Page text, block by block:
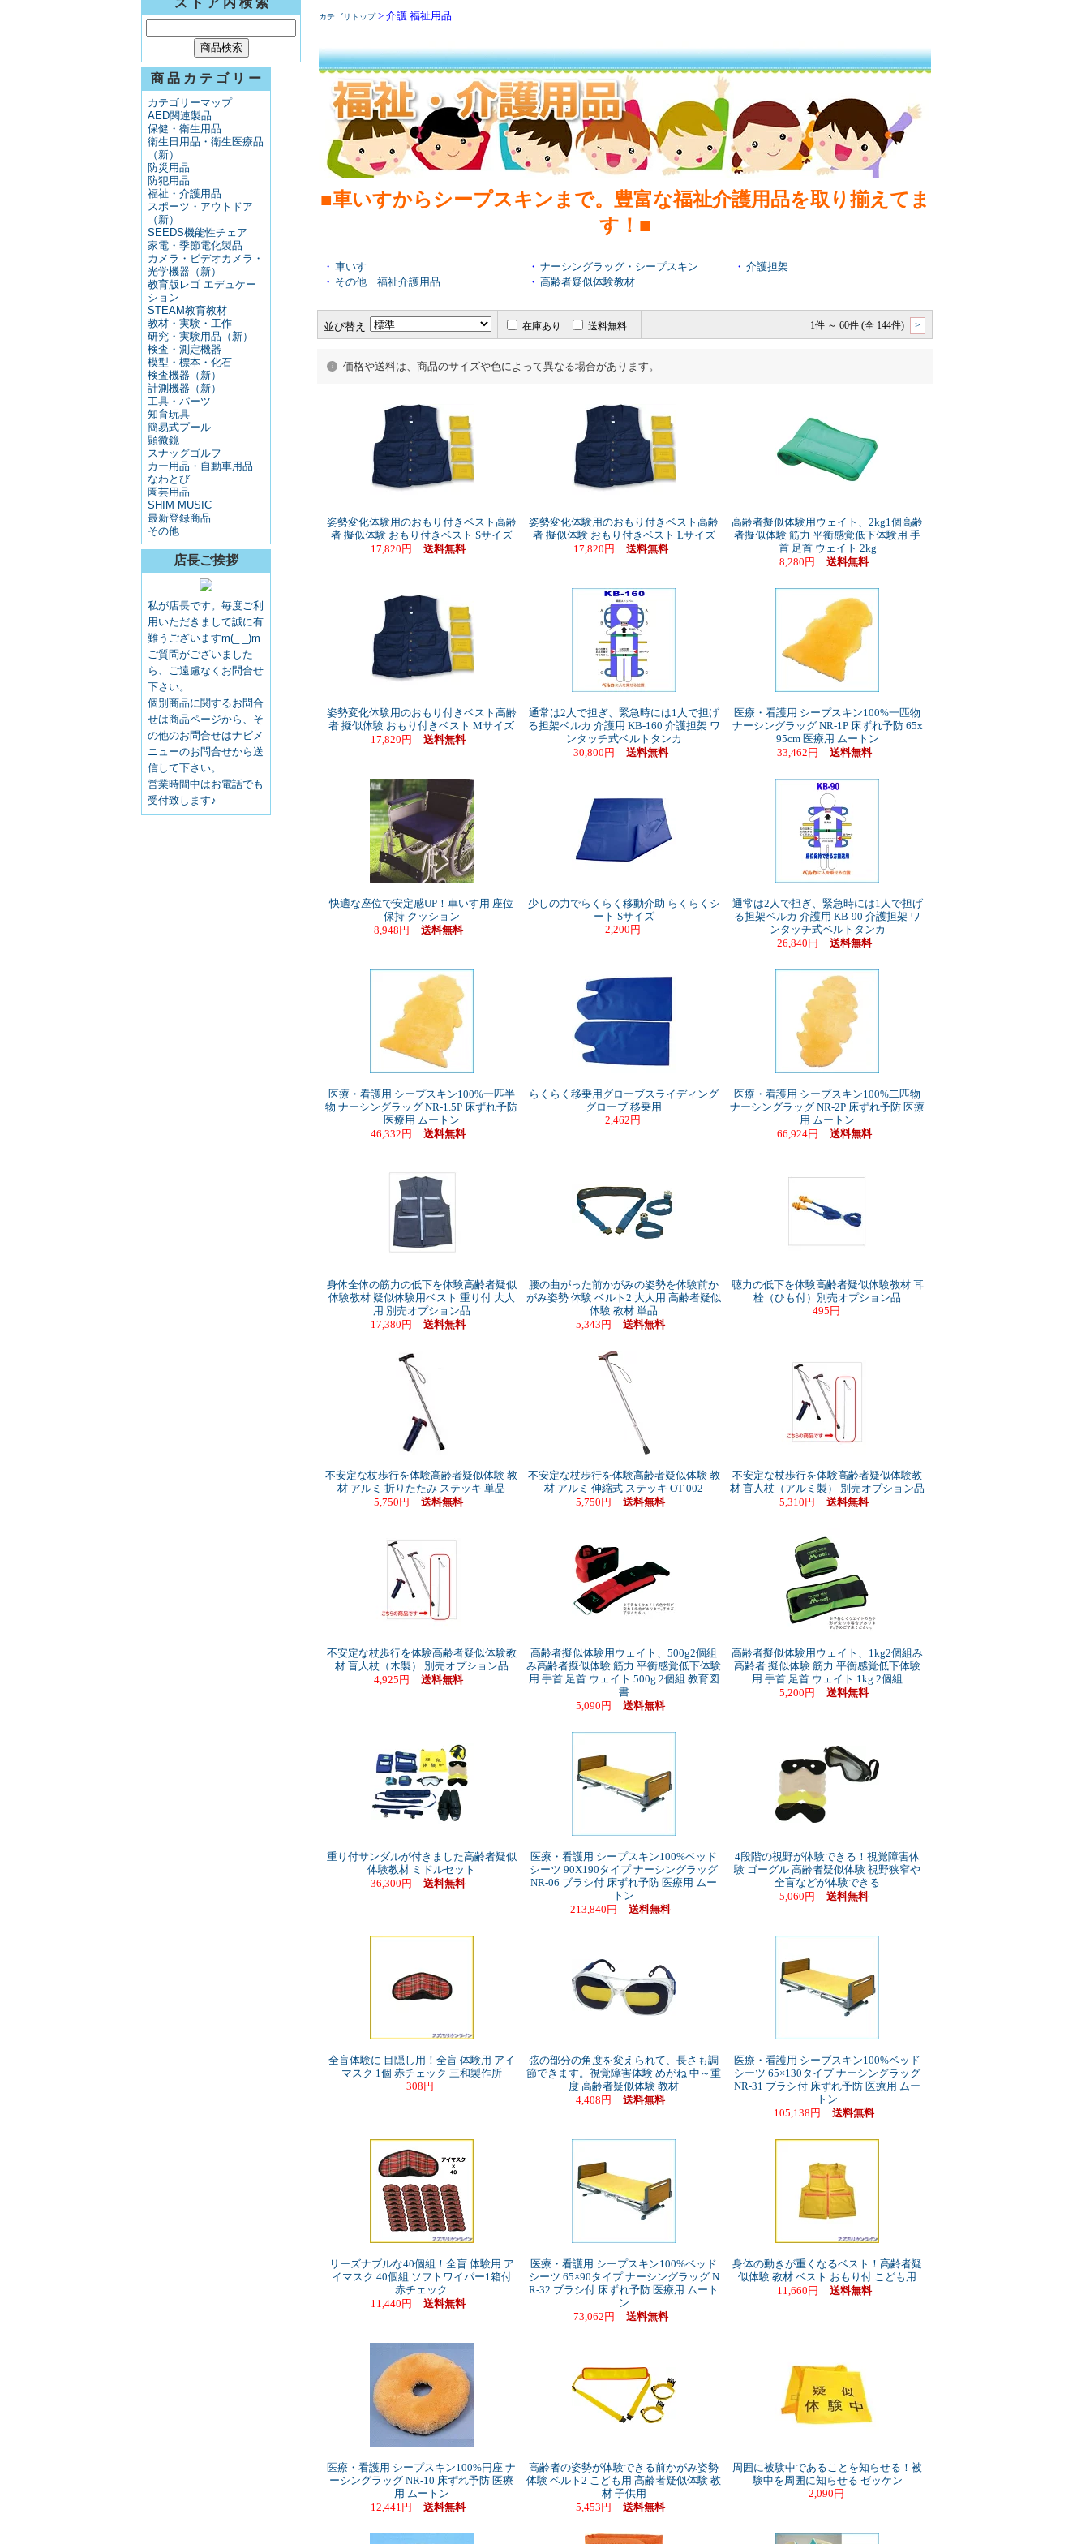
ス ト ア 内 検 索
商 品 カ テ ゴ リ ー
カテゴリーマップ
AED関連製品
保健・衛生用品
衛生日用品・衛生医療品
（新）
防災用品
防犯用品
福祉・介護用品
スポーツ・アウトドア
（新）
SEEDS機能性チェア
家電・季節電化製品
カメラ・ビデオカメラ・
光学機器（新）
教育版レゴ エデュケー
ション
STEAM教育教材
教材・実験・工作
研究・実験用品（新）
検査・測定機器
模型・標本・化石
検査機器（新）
計測機器（新）
工具・パーツ
知育玩具
簡易式プール
顕微鏡
スナッグゴルフ
カー用品・自動車用品
なわとび
園芸用品
SHIM MUSIC
最新登録商品
その他
店長ご挨拶
私が店長です。毎度ご利
用いただきまして誠に有
難うございますm(_ _)m
ご質問がございました
ら、ご遠慮なくお問合せ
下さい。
個別商品に関するお問合
せは商品ページから、そ
の他のお問合せはナビメ
ニューのお問合せから送
信して下さい。
営業時間中はお電話でも
受付致します♪
カテゴリトップ> 介護 福祉用品
■車いすからシープスキンまで。豊富な福祉介護用品を取り揃えてま
す！■
・ 車いす ・ ナーシングラッグ・シープスキン ・ 介護担架
・ その他 福祉介護用品 ・ 高齢者疑似体験教材
並び替え 在庫あり 送料無料 1件 ～ 60件 (全 144件) >
価格や送料は、商品のサイズや色によって異なる場合があります。
姿勢変化体験用のおもり付きベスト高齢
者 擬似体験 おもり付きベスト Sサイズ
17,820円
送料無料
姿勢変化体験用のおもり付きベスト高齢
者 擬似体験 おもり付きベスト Lサイズ
17,820円
送料無料
高齢者擬似体験用ウェイト、2kg1個高齢
者擬似体験 筋力 平衡感覚低下体験用 手
首 足首 ウェイト 2kg
8,280円
送料無料
姿勢変化体験用のおもり付きベスト高齢
者 擬似体験 おもり付きベスト Mサイズ
17,820円
送料無料
通常は2人で担ぎ、緊急時には1人で担げ
る担架ベルカ 介護用 KB-160 介護担架 ワ
ンタッチ式ベルトタンカ
30,800円
送料無料
医療・看護用 シープスキン100%一匹物
ナーシングラッグ NR-1P 床ずれ予防 65x
95cm 医療用 ムートン
33,462円
送料無料
快適な座位で安定感UP！車いす用 座位
保持 クッション
8,948円
送料無料
少しの力でらくらく移動介助 らくらくシ
ート Sサイズ
2,200円
通常は2人で担ぎ、緊急時には1人で担げ
る担架ベルカ 介護用 KB-90 介護担架 ワ
ンタッチ式ベルトタンカ
26,840円
送料無料
医療・看護用 シープスキン100%一匹半
物 ナーシングラッグ NR-1.5P 床ずれ予防
医療用 ムートン
46,332円
送料無料
らくらく移乗用グローブスライディング
グローブ 移乗用
2,462円
医療・看護用 シープスキン100%二匹物
ナーシングラッグ NR-2P 床ずれ予防 医療
用 ムートン
66,924円
送料無料
身体全体の筋力の低下を体験高齢者疑似
体験教材 疑似体験用ベスト 重り付 大人
用 別売オプション品
17,380円
送料無料
腰の曲がった前かがみの姿勢を体験前か
がみ姿勢 体験 ベルト2 大人用 高齢者疑似
体験 教材 単品
5,343円
送料無料
聴力の低下を体験高齢者疑似体験教材 耳
栓（ひも付）別売オプション品
495円
不安定な杖歩行を体験高齢者疑似体験 教
材 アルミ 折りたたみ ステッキ 単品
5,750円
送料無料
不安定な杖歩行を体験高齢者疑似体験 教
材 アルミ 伸縮式 ステッキ OT-002
5,750円
送料無料
不安定な杖歩行を体験高齢者疑似体験教
材 盲人杖（アルミ製） 別売オプション品
5,310円
送料無料
不安定な杖歩行を体験高齢者疑似体験教
材 盲人杖（木製） 別売オプション品
4,925円
送料無料
高齢者擬似体験用ウェイト、500g2個組
み高齢者擬似体験 筋力 平衡感覚低下体験
用 手首 足首 ウェイト 500g 2個組 教育図
書
5,090円
送料無料
高齢者擬似体験用ウェイト、1kg2個組み
高齢者 擬似体験 筋力 平衡感覚低下体験
用 手首 足首 ウェイト 1kg 2個組
5,200円
送料無料
重り付サンダルが付きました高齢者疑似
体験教材 ミドルセット
36,300円
送料無料
医療・看護用 シープスキン100%ベッド
シーツ 90X190タイプ ナーシングラッグ
NR-06 ブラシ付 床ずれ予防 医療用 ムー
トン
213,840円
送料無料
4段階の視野が体験できる！視覚障害体
験 ゴーグル 高齢者疑似体験 視野狭窄や
全盲などが体験できる
5,060円
送料無料
全盲体験に 目隠し用！全盲 体験用 アイ
マスク 1個 赤チェック 三和製作所
308円
弦の部分の角度を変えられて、長さも調
節できます。視覚障害体験 めがね 中～重
度 高齢者疑似体験 教材
4,408円
送料無料
医療・看護用 シープスキン100%ベッド
シーツ 65×130タイプ ナーシングラッグ
NR-31 ブラシ付 床ずれ予防 医療用 ムー
トン
105,138円
送料無料
リーズナブルな40個組！全盲 体験用 ア
イマスク 40個組 ソフトワイパー1箱付
赤チェック
11,440円
送料無料
医療・看護用 シープスキン100%ベッド
シーツ 65×90タイプ ナーシングラッグ N
R-32 ブラシ付 床ずれ予防 医療用 ムート
ン
73,062円
送料無料
身体の動きが重くなるベスト！高齢者疑
似体験 教材 ベスト おもり付 こども用
11,660円
送料無料
医療・看護用 シープスキン100%円座 ナ
ーシングラッグ NR-10 床ずれ予防 医療
用 ムートン
12,441円
送料無料
高齢者の姿勢が体験できる前かがみ姿勢
体験 ベルト2 こども用 高齢者疑似体験 教
材 子供用
5,453円
送料無料
周囲に被験中であることを知らせる！被
験中を周囲に知らせる ゼッケン
2,090円